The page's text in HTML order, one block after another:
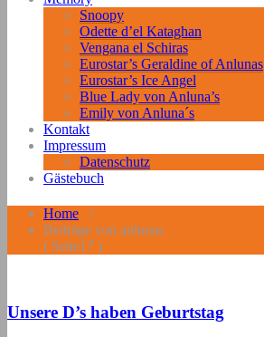
Snoopy
Odette d’el Kataghan
Vengana el Schiras
Eurostar’s Geraldine of Anlunas
Eurostar’s Ice Angel
Blue Lady von Anluna’s
Emily von Anluna´s
Kontakt
Impressum
Datenschutz
Gästebuch
Home /
Beiträge von anlunas
( Seite17 )
Unsere D’s haben Geburtstag